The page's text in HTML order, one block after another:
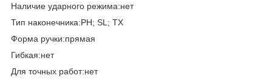
Наличие ударного режима:нет
Тип наконечника:PH; SL; TX
Форма ручки:прямая
Гибкая:нет
Для точных работ:нет